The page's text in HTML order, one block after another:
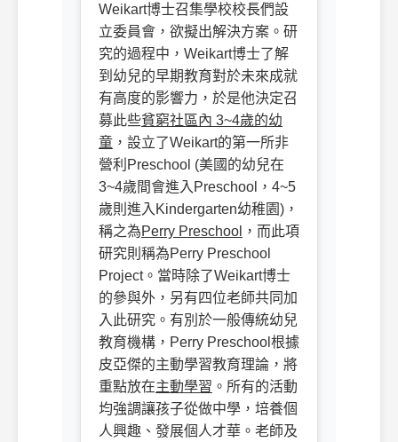
Weikart博士召集學校校長們設
立委員會，欲擬出解決方案。研
究的過程中， Weikart博士了解
到幼兒的早期教育對於未來成就
有高度的影響力，於是他決定召
募此些貧窮社區內 3~4歲的幼
童 ，設立了Weikart的第一所非
營利 Preschool (美國的幼兒在
3~4歲間會進入 Preschool ， 4~5
歲則進入 Kindergarten幼稚園) ，
稱之為Perry Preschool ，而此項
研究則稱為Perry Preschool
Project。當時除了Weikart博士
的參與外，另有四位老師共同加
入此研究。有別於一般傳統幼兒
教育機構， Perry Preschool 根據
皮亞傑的主動學習教育理論，將
重點放在主動學習 。所有的活動
均強調讓孩子從做中學，培養個
人興趣、發展個人才華。老師及